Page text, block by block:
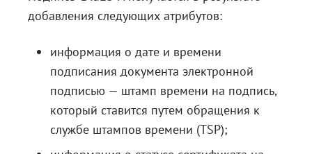
добавления следующих атрибутов:
информация о дате и времени
подписания документа электронной
подписью — штамп времени на подпись,
который ставится путем обращения к
службе штампов времени (TSP);